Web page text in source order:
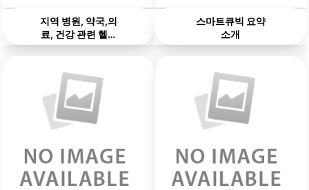
지역 병원, 약국,의
료, 건강 관련 헬스
큐빅제안서
스마트큐빅 요약
소개